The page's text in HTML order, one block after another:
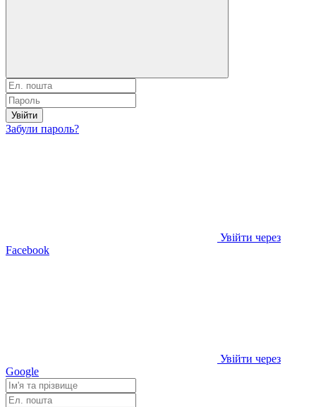
Увійти
Забули пароль?
Увійти через
Facebook
Увійти через
Google